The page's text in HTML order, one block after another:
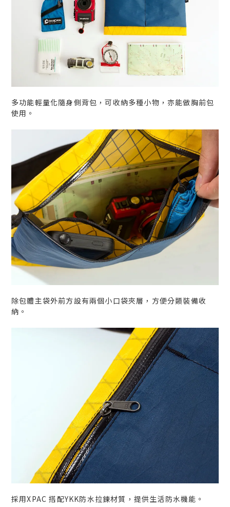
多功能輕量化隨身側背包，可收納多種小物，亦能做胸前包
使用。
除包體主袋外前方設有兩個小口袋夾層，方便分類裝備收
納。
採用XPAC 搭配YKK防水拉鍊材質，提供生活防水機能。